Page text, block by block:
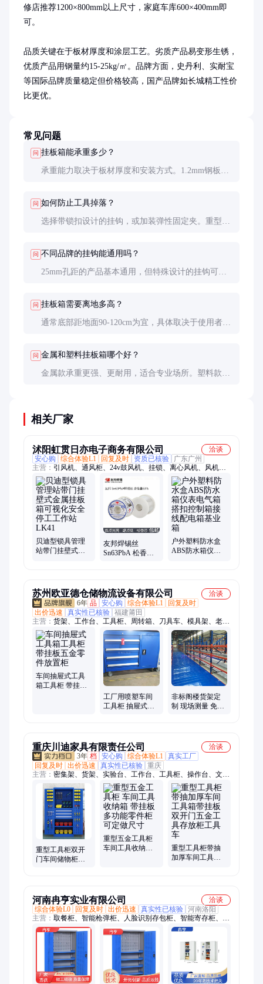
修店推荐1200×800mm以上尺寸，家庭车库600×400mm即
可。
品质关键在于板材厚度和涂层工艺。劣质产品易变形生锈，
优质产品用钢量约15-25kg/㎡。品牌方面，史丹利、实耐宝
等国际品牌质量稳定但价格较高，国产品牌如长城精工性价
比更优。
常见问题
问 挂板箱能承重多少？
承重能力取决于板材厚度和安装方式。1.2mm钢板标
问 如何防止工具掉落？
选择带锁扣设计的挂钩，或加装弹性固定夹。重型工
问 不同品牌的挂钩能通用吗？
25mm孔距的产品基本通用，但特殊设计的挂钩可能
问 挂板箱需要离地多高？
通常底部距地面90-120cm为宜，具体取决于使用者身
问 金属和塑料挂板箱哪个好？
金属款承重更强、更耐用，适合专业场所。塑料款重
相关厂家
沭阳虹贯日亦电子商务有限公司
洽谈
安心购
综合体验L1 回复及时 资质已核验
广东广州
主营： 引风机、通风柜、24v鼓风机、挂锁、离心风机、风机电
机、轴流风机、风机配件、防腐风机叶轮、pp防腐塑料风机、实
验室专用风机
贝迪型锁具管理
站带门挂壁式金
友邦焊锡丝
Sn63PbA 松香芯
户外塑料防水盒
ABS防水箱仪表
苏州欧亚德仓储物流设备有限公司
洽谈
6年 品 安心购 综合体验L1
回复及时
出价迅速
真实性已核验 福建莆田
主营： 货架、工作台、工具柜、周转箱、刀具车、模具架、老化
架、储物柜、铁屑车、档案柜、登高梯、电脑柜、钳工桌、悬臂
架、隔离网、刀具柜、滚筒线、物流台车、传送带、托盘、阁楼
平台、汽车料架、巧固架、物料整理架、堆垛架
车间抽屉式工具
箱工具柜 带挂板
工厂用喷塑车间
工具柜 抽屉式工
非标阁楼货架定
制 现场测量 免费
重庆川迪家具有限责任公司
洽谈
3年 档 安心购 综合体验L1 真实工厂
回复及时 出价迅速 真实性已核验 重庆
主营： 密集架、货架、实验台、工作台、工具柜、操作台、文件
柜、回转柜、保密柜、快递柜、监控台、多媒体讲台、电脑翻转
桌、校用家具、钢木铁床、餐桌、存包柜、制式营具、不锈钢家
重型工具柜双开
门车间储物柜带
重型五金工具柜
车间工具收纳箱
重型工具柜带抽
加厚车间工具箱
河南冉亨实业有限公司
洽谈
综合体验L0
回复及时 出价迅速 真实性已核验 河南洛阳
主营： 取餐柜、智能枪弹柜、人脸识别存包柜、智能寄存柜、外
卖柜、储物柜、存包柜、中药柜、智能外卖柜、手动密集柜、防
爆柜、不锈钢消防服架、超市存包柜、重型工具柜、智能钥匙
柜、西药架、不锈钢西药柜、监控台调度台、智能金库门、消防
柜、防暴器材柜、护士站导医台、治疗柜、不锈钢柜、智能密集
架